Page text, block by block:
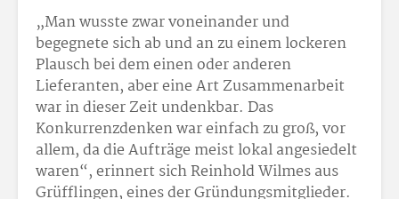
„Man wusste zwar voneinander und
begegnete sich ab und an zu einem lockeren
Plausch bei dem einen oder anderen
Lieferanten, aber eine Art Zusammenarbeit
war in dieser Zeit undenkbar. Das
Konkurrenzdenken war einfach zu groß, vor
allem, da die Aufträge meist lokal angesiedelt
waren“, erinnert sich Reinhold Wilmes aus
Grüfflingen, eines der Gründungsmitglieder.